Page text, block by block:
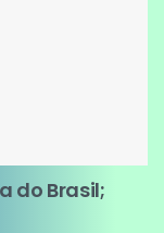
do Brasil;